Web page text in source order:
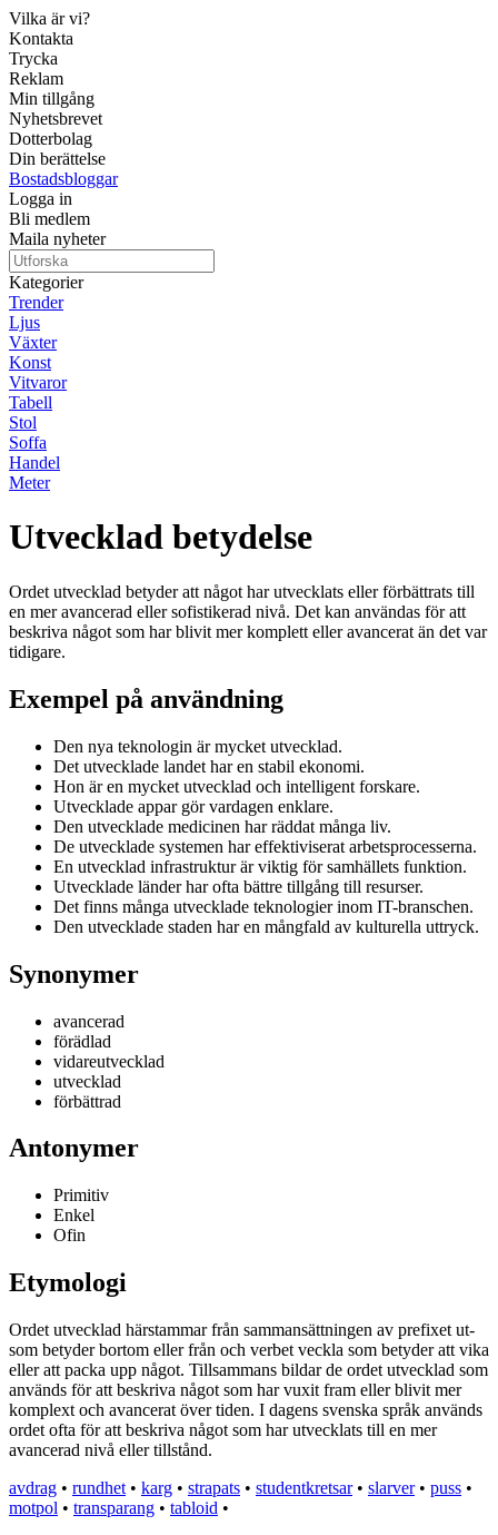
Vilka är vi?
Kontakta
Trycka
Reklam
Min tillgång
Nyhetsbrevet
Dotterbolag
Din berättelse
Bostadsbloggar
Logga in
Bli medlem
Maila nyheter
Kategorier
Trender
Ljus
Växter
Konst
Vitvaror
Tabell
Stol
Soffa
Handel
Meter
Utvecklad betydelse
Ordet utvecklad betyder att något har utvecklats eller förbättrats till
en mer avancerad eller sofistikerad nivå. Det kan användas för att
beskriva något som har blivit mer komplett eller avancerat än det var
tidigare.
Exempel på användning
Den nya teknologin är mycket utvecklad.
Det utvecklade landet har en stabil ekonomi.
Hon är en mycket utvecklad och intelligent forskare.
Utvecklade appar gör vardagen enklare.
Den utvecklade medicinen har räddat många liv.
De utvecklade systemen har effektiviserat arbetsprocesserna.
En utvecklad infrastruktur är viktig för samhällets funktion.
Utvecklade länder har ofta bättre tillgång till resurser.
Det finns många utvecklade teknologier inom IT-branschen.
Den utvecklade staden har en mångfald av kulturella uttryck.
Synonymer
avancerad
förädlad
vidareutvecklad
utvecklad
förbättrad
Antonymer
Primitiv
Enkel
Ofin
Etymologi
Ordet utvecklad härstammar från sammansättningen av prefixet ut-
som betyder bortom eller från och verbet veckla som betyder att vika
eller att packa upp något. Tillsammans bildar de ordet utvecklad som
används för att beskriva något som har vuxit fram eller blivit mer
komplext och avancerat över tiden. I dagens svenska språk används
ordet ofta för att beskriva något som har utvecklats till en mer
avancerad nivå eller tillstånd.
avdrag • rundhet • karg • strapats • studentkretsar• slarver• puss •
motpol • transparang • tabloid •